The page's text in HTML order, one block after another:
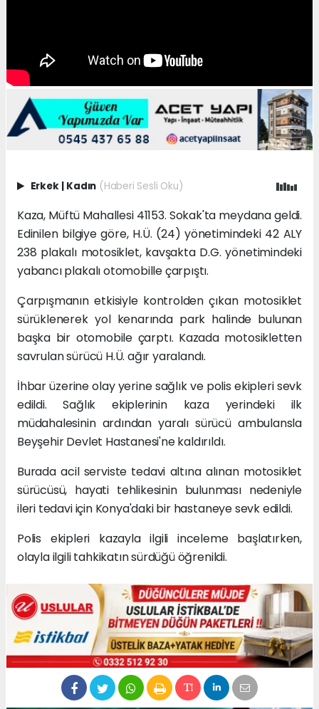
Erkek | Kadın (Haberi Sesli Oku)
Kaza, Müftü Mahallesi 41153. Sokak'ta meydana geldi.
Edinilen bilgiye göre, H.Ü. (24) yönetimindeki 42 ALY
238 plakalı motosiklet, kavşakta D.G. yönetimindeki
yabancı plakalı otomobille çarpıştı.
Çarpışmanın etkisiyle kontrolden çıkan motosiklet
sürüklenerek yol kenarında park halinde bulunan
başka bir otomobile çarptı. Kazada motosikletten
savrulan sürücü H.Ü. ağır yaralandı.
İhbar üzerine olay yerine sağlık ve polis ekipleri sevk
edildi. Sağlık ekiplerinin kaza yerindeki ilk
müdahalesinin ardından yaralı sürücü ambulansla
Beyşehir Devlet Hastanesi'ne kaldırıldı.
Burada acil serviste tedavi altına alınan motosiklet
sürücüsü, hayati tehlikesinin bulunması nedeniyle
ileri tedavi için Konya'daki bir hastaneye sevk edildi.
Polis ekipleri kazayla ilgili inceleme başlatırken,
olayla ilgili tahkikatın sürdüğü öğrenildi.